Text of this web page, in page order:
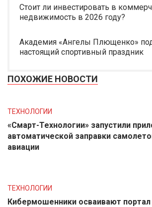
Стоит ли инвестировать в
недвижимость в 2026 году?
Академия «Ангелы Плющенко»
настоящий спортивный праздник
ПОХОЖИЕ НОВОСТИ
ТЕХНОЛОГИИ
«Смарт-Технологии» запустили
автоматической заправки
авиации
ТЕХНОЛОГИИ
Кибермошенники осваивают портал